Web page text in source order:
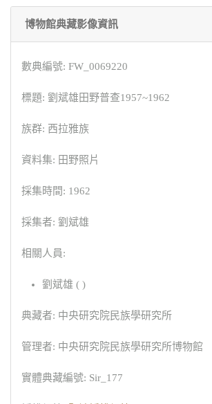
博物館典藏影像資訊
數典編號: FW_0069220
標題: 劉斌雄田野普查1957~1962
族群: 西拉雅族
資料集: 田野照片
採集時間: 1962
採集者: 劉斌雄
相關人員:
劉斌雄 ( )
典藏者: 中央研究院民族學研究所
管理者: 中央研究院民族學研究所博物館
實體典藏編號: Sir_177